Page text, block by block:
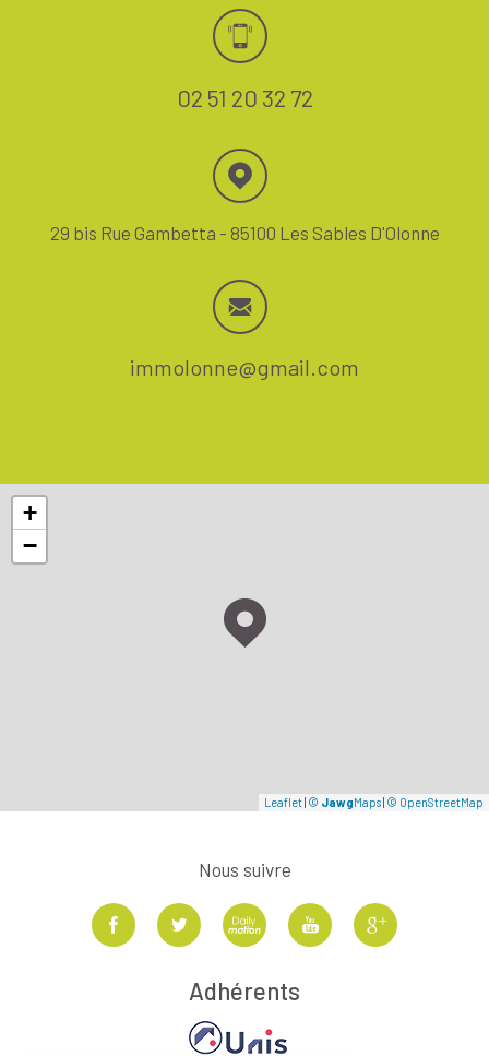
02 51 20 32 72
29 bis Rue Gambetta - 85100 Les Sables D'Olonne
immolonne@gmail.com
+
−
Leaflet| © JawgMaps| © OpenStreetMap
Nous suivre
Adhérents